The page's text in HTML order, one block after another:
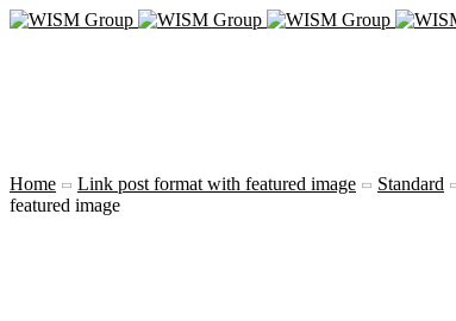
Home
Link post format with featured image Standard
featured image